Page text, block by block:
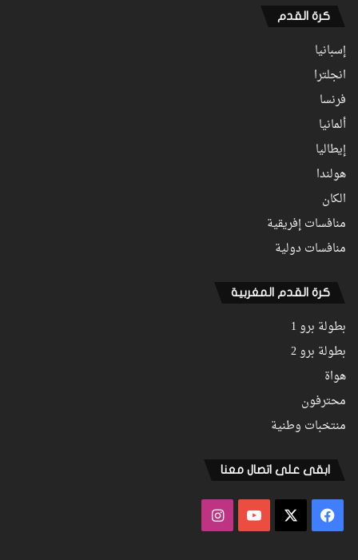
كرة القدم
إسبانيا
انجلترا
فرنسا
ألمانيا
إيطاليا
هولندا
الكان
منافسات إفريقية
منافسات دولية
كرة القدم المغربية
بطولة برو 1
بطولة برو 2
هواة
محترفون
منتخبات وطنية
ابقى على اتصال معنا
فيسبوك ‫YouTubeانستقرام